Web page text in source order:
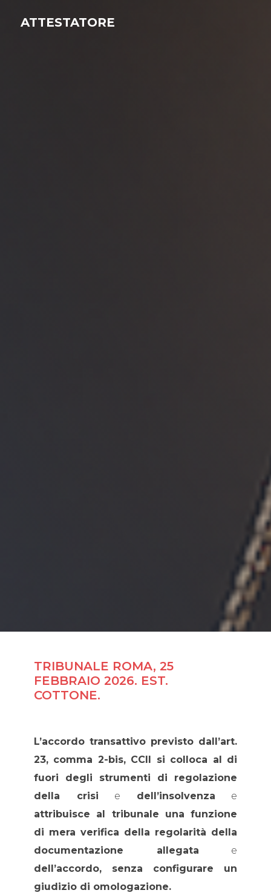
ATTESTATORE
TRIBUNALE ROMA, 25
FEBBRAIO 2026. EST.
COTTONE.
L’accordo transattivo previsto dall’art.
23, comma 2-bis, CCII si colloca al di
fuori degli strumenti di regolazione
della crisi e dell’insolvenza e
attribuisce al tribunale una funzione
di mera verifica della regolarità della
documentazione allegata e
dell’accordo, senza configurare un
giudizio di omologazione.